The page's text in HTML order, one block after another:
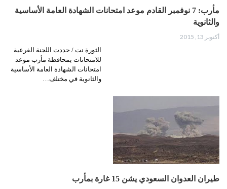
مأرب: 7 نوفمبر القادم موعد امتحانات الشهادة العامة الأساسية
والثانوية
أكتوبر 13, 2015
الثورة نت / حددت اللجنة الفرعية
للامتحانات بمحافظة مأرب موعد
امتحانات الشهادة العامة الأساسية
والثانوية في مختلف…
طيران العدوان السعودي يشن 15 غارة بمأرب